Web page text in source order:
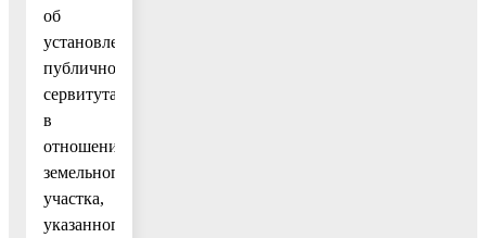
об
установлении
публичного
сервитута
в
отношении
земельного
участка,
указанного